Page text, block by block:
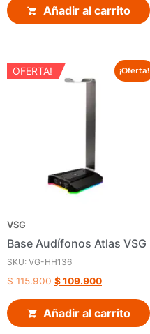
Añadir al carrito
¡Oferta!
OFERTA!
VSG
Base Audífonos Atlas VSG
SKU: VG-HH136
$115.900 $109.900
Añadir al carrito